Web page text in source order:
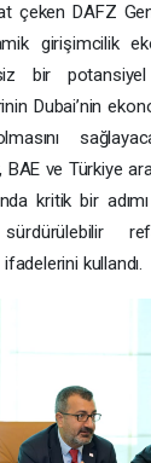
çeken DAFZ
girişimcilik
bir potansiyel
Dubai’nin
ve Türkiye
kritik bir
sürdürülebilir
kullandı.